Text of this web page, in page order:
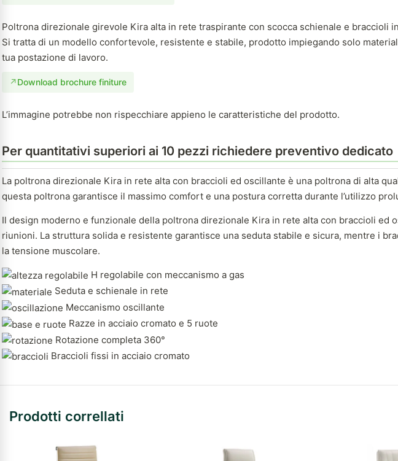
Poltrona direzionale girevole Kira alta in rete traspirante con scocca schienale e braccioli
Si tratta di un modello confortevole, resistente e stabile, prodotto impiegando solo
tua postazione di lavoro.
↗Download brochure finiture
L’immagine potrebbe non rispecchiare appieno le caratteristiche del prodotto.
Per quantitativi superiori ai 10 pezzi richiedere preventivo dedicato
La poltrona direzionale Kira in rete alta con braccioli ed oscillante è una poltrona di alta
questa poltrona garantisce il massimo comfort e una postura corretta durante l’utilizzo
Il design moderno e funzionale della poltrona direzionale Kira in rete alta con braccioli
riunioni. La struttura solida e resistente garantisce una seduta stabile e sicura, mentre i
la tensione muscolare.
H regolabile con meccanismo a gas
Seduta e schienale in rete
Meccanismo oscillante
Razze in acciaio cromato e 5 ruote
Rotazione completa 360°
Braccioli fissi in acciaio cromato
Prodotti correllati